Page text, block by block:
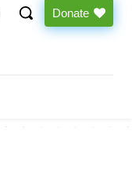
Donate